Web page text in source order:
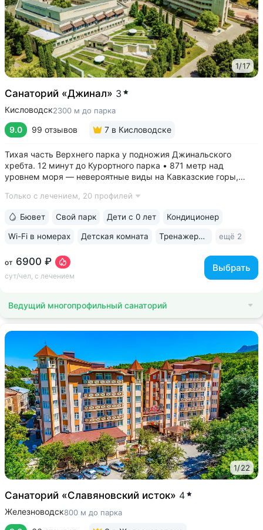
1/17
Санаторий «Джинал» 3
Кисловодск2300 м до парка
9.0 99 отзывов 7 в Кисловодске
Тихая часть Верхнего парка у подножия Джинальского
хребта. 12 минут до Курортного парка • 871 метр над
уровнем моря ­— невероятные виды на Кавказские горы,
расположены лучшие смотровые площадки Кисловодска •
Только с лечением, 20 профилей
от 6900 ₽
сут/чел, с лечением
Выбрать
Бювет Свой парк Дети с 0 лет Кондиционер
Wi-Fi в номерах Детская комната Тренажерный зал ещё 2
Ведущий многопрофильный санаторий
1/22
Санаторий «Славяновский исток» 4
Железноводск800 м до парка